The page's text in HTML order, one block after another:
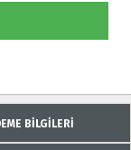
BİLGİLERİ